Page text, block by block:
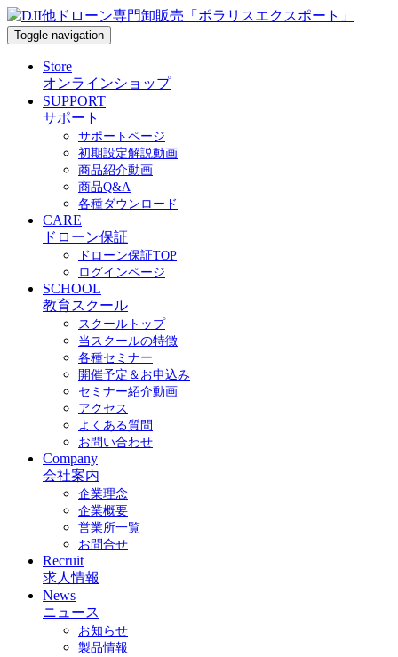
Toggle navigation
Store
オンラインショップ
SUPPORT
サポート
サポートページ
初期設定解説動画
商品紹介動画
商品Q&A
各種ダウンロード
CARE
ドローン保証
ドローン保証TOP
ログインページ
SCHOOL
教育スクール
スクールトップ
当スクールの特徴
各種セミナー
開催予定＆お申込み
セミナー紹介動画
アクセス
よくある質問
お問い合わせ
Company
会社案内
企業理念
企業概要
営業所一覧
お問合せ
Recruit
求人情報
News
ニュース
お知らせ
製品情報